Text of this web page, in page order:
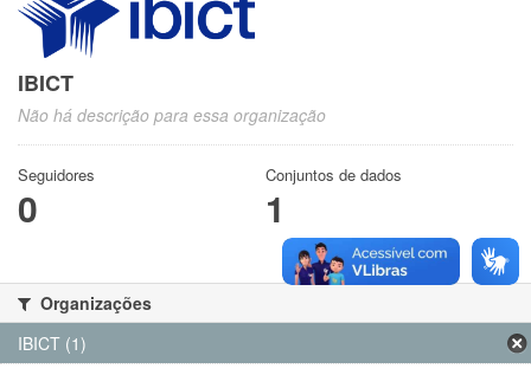
IBICT
Não há descrição para essa organização
Seguidores
0
Conjuntos de dados
1
Organizações
IBICT (1)